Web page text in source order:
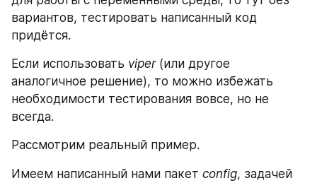
вариантов, тестировать написанный код
придётся.
Если использовать viper (или другое
аналогичное решение), то можно избежать
необходимости тестирования вовсе, но не
всегда.
Рассмотрим реальный пример.
Имеем написанный нами пакет config, задачей